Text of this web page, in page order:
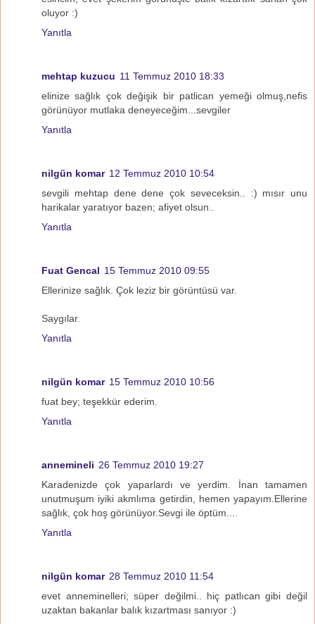
oluyor :)
Yanıtla
mehtap kuzucu 11 Temmuz 2010 18:33
elinize sağlık çok değişik bir patlican yemeği olmuş,nefis
görünüyor mutlaka deneyeceğim...sevgiler
Yanıtla
nilgün komar 12 Temmuz 2010 10:54
sevgili mehtap dene dene çok seveceksin.. :) mısır unu
harikalar yaratıyor bazen; afiyet olsun..
Yanıtla
Fuat Gencal 15 Temmuz 2010 09:55
Ellerinize sağlık. Çok leziz bir görüntüsü var.
Saygılar.
Yanıtla
nilgün komar 15 Temmuz 2010 10:56
fuat bey; teşekkür ederim.
Yanıtla
annemineli 26 Temmuz 2010 19:27
Karadenizde çok yaparlardı ve yerdim. İnan tamamen
unutmuşum iyiki akmlıma getirdin, hemen yapayım.Ellerine
sağlık, çok hoş görünüyor.Sevgi ile öptüm....
Yanıtla
nilgün komar 28 Temmuz 2010 11:54
evet anneminelleri; süper değilmi.. hiç patlıcan gibi değil
uzaktan bakanlar balık kızartması sanıyor :)